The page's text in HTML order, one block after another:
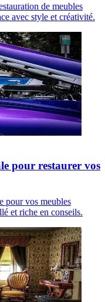
de meubles
avec style et créativité.
pour restaurer vos
pour vos meubles
et riche en conseils.